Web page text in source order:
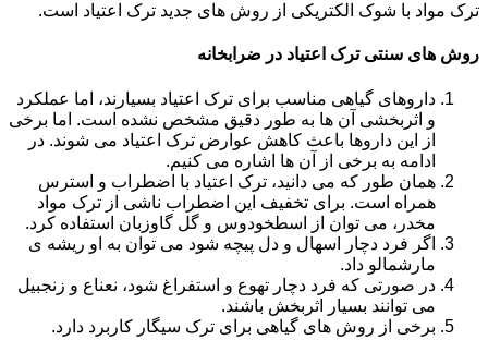
ترک مواد با شوک الکتریکی از روش های جدید ترک اعتیاد است.
روش های سنتی ترک اعتیاد در ضرابخانه
داروهای گیاهی مناسب برای ترک اعتیاد بسیارند، اما عملکرد
و اثربخشی آن ها به طور دقیق مشخص نشده است. اما برخی
از این داروها باعث کاهش عوارض ترک اعتیاد می شوند. در
ادامه به برخی از آن ها اشاره می کنیم.
همان طور که می دانید، ترک اعتیاد با اضطراب و استرس
همراه است. برای تخفیف این اضطراب ناشی از ترک مواد
مخدر، می توان از اسطخودوس و گل گاوزبان استفاده کرد.
اگر فرد دچار اسهال و دل پیچه شود می توان به او ریشه ی
مارشمالو داد.
در صورتی که فرد دچار تهوع و استفراغ شود، نعناع و زنجبیل
می توانند بسیار اثربخش باشند.
برخی از روش های گیاهی برای ترک سیگار کاربرد دارد.